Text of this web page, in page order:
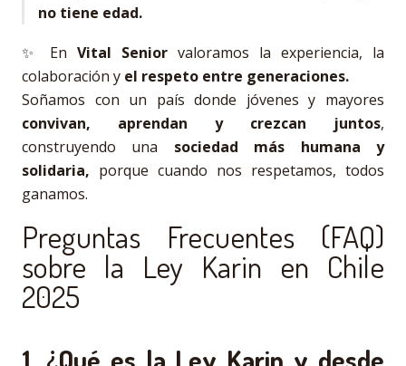
no tiene edad.
✨ En Vital Senior valoramos la experiencia, la
colaboración y el respeto entre generaciones.
Soñamos con un país donde jóvenes y mayores
convivan, aprendan y crezcan juntos,
construyendo una sociedad más humana y
solidaria, porque cuando nos respetamos, todos
ganamos.
Preguntas Frecuentes (FAQ)
sobre la Ley Karin en Chile
2025
1. ¿Qué es la Ley Karin y desde